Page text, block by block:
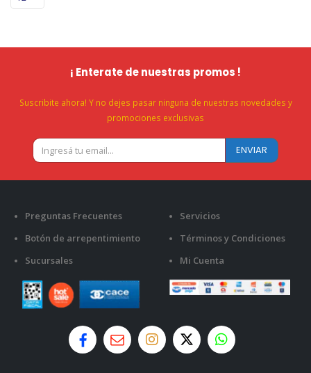
¡ Enterate de nuestras promos !
Suscribite ahora! Y no dejes pasar ninguna de nuestras novedades y
promociones exclusivas
Preguntas Frecuentes
Botón de arrepentimiento
Sucursales
Servicios
Términos y Condiciones
Mi Cuenta